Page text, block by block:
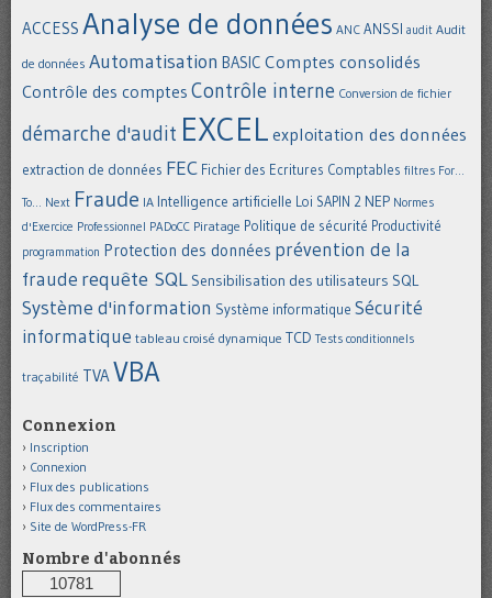
ACCESS Analyse de données ANC ANSSI audit Audit
de données Automatisation BASIC Comptes consolidés
Contrôle des comptes Contrôle interne Conversion de fichier
démarche d'audit EXCEL exploitation des données
extraction de données FEC Fichier des Ecritures Comptables filtres For...
To... Next Fraude IA Intelligence artificielle Loi SAPIN 2 NEP Normes
d'Exercice Professionnel PADoCC Piratage Politique de sécurité Productivité
programmation Protection des données prévention de la
fraude requête SQL Sensibilisation des utilisateurs SQL
Système d'information Système informatique Sécurité
informatique tableau croisé dynamique TCD Tests conditionnels
traçabilité TVAVBA
Connexion
Inscription
Connexion
Flux des publications
Flux des commentaires
Site de WordPress-FR
Nombre d'abonnés
10781